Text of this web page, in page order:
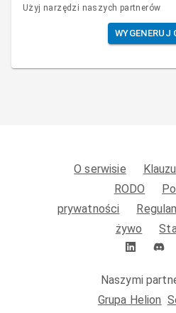
Użyj narzędzi naszych partnerów
WYGENERUJ
O serwisie
RODO
prywatności
żywo
Naszymi
Grupa Helion